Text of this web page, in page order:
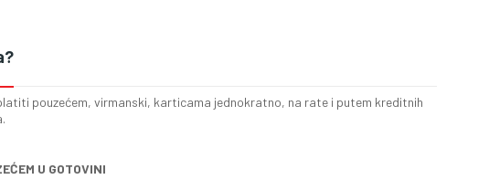
pouzećem, virmanski, karticama jednokratno, na rate i putem kreditnih
U GOTOVINI